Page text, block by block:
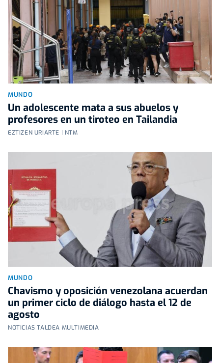
MUNDO
Un adolescente mata a sus abuelos y
profesores en un tiroteo en Tailandia
EZTIZEN URIARTE | NTM
MUNDO
Chavismo y oposición venezolana acuerdan
un primer ciclo de diálogo hasta el 12 de
agosto
NOTICIAS TALDEA MULTIMEDIA